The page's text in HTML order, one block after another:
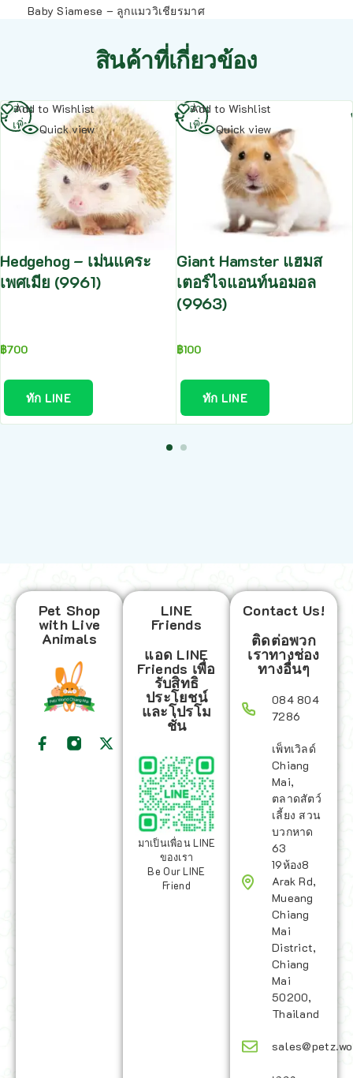
Baby Siamese – ลูกแมววิเชียรมาศ
สินค้าที่เกี่ยวข้อง
Add to Wishlist
Quick view
Hedgehog – เม่นแคระ
เพศเมีย (9961)
฿700
ทัก LINE
อ่าน
เพิ่ม
Add to Wishlist
Quick view
Giant Hamster แฮมส
เตอร์ไจแอนท์นอมอล
(9963)
฿100
ทัก LINE
อ่าน
เพิ่ม
Pet Shop
with Live
Animals
LINE
Friends
แอด LINE
Friends เพื่อ
รับสิทธิ
ประโยชน์
และโปรโม
ชั่น
มาเป็นเพื่อน LINE
ของเรา
Be Our LINE
Friend
Contact Us!
ติดต่อพวก
เราทางช่อง
ทางอื่นๆ
084 804
7286
เพ็ทเวิลด์
Chiang
Mai,
ตลาดสัตว์
เลี้ยง สวน
บวกหาด
63
19ห้อง8
Arak Rd,
Mueang
Chiang
Mai
District,
Chiang
Mai
50200,
Thailand